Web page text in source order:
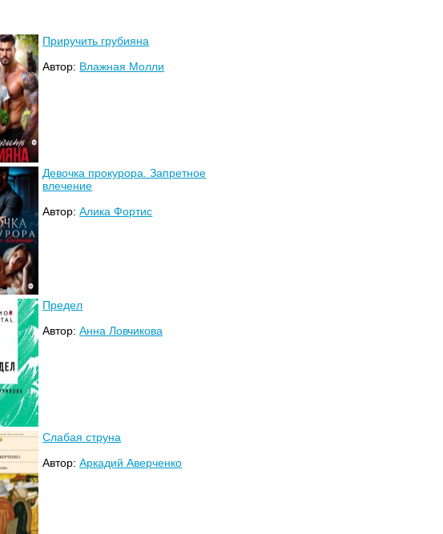
Приручить грубияна
Автор: Влажная Молли
Девочка прокурора. Запретное
влечение
Автор:Алика Фортис
Предел
Автор:Анна Ловчикова
Слабая струна
Автор:Аркадий Аверченко